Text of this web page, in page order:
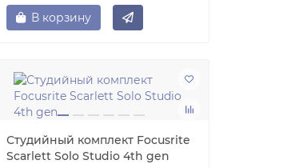
В корзину
Студийный комплект Focusrite
Scarlett Solo Studio 4th gen